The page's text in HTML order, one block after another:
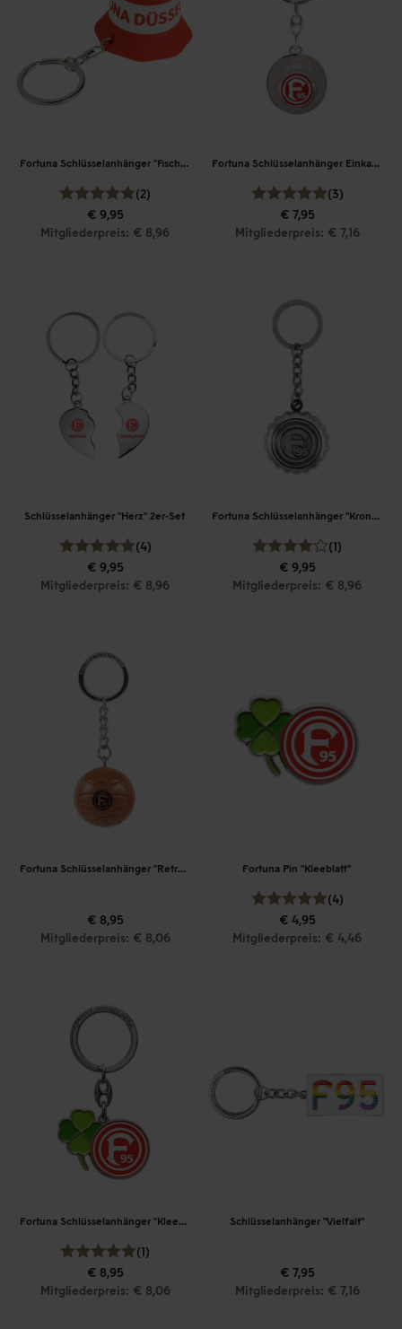
Fortuna Schlüsselanhänger "Fischerhut" mit Öffner
(2)
€ 9,95
Mitgliederpreis: € 8,96
Fortuna Schlüsselanhänger Einkaufswagenchip "Logo"
(3)
€ 7,95
Mitgliederpreis: € 7,16
Schlüsselanhänger "Herz" 2er-Set
(4)
€ 9,95
Mitgliederpreis: € 8,96
Fortuna Schlüsselanhänger "Kronkorken"
(1)
€ 9,95
Mitgliederpreis: € 8,96
Fortuna Schlüsselanhänger "Retroball"
€ 8,95
Mitgliederpreis: € 8,06
Fortuna Pin "Kleeblatt"
(4)
€ 4,95
Mitgliederpreis: € 4,46
Fortuna Schlüsselanhänger "Kleeblatt"
(1)
€ 8,95
Mitgliederpreis: € 8,06
Schlüsselanhänger "Vielfalt"
€ 7,95
Mitgliederpreis: € 7,16